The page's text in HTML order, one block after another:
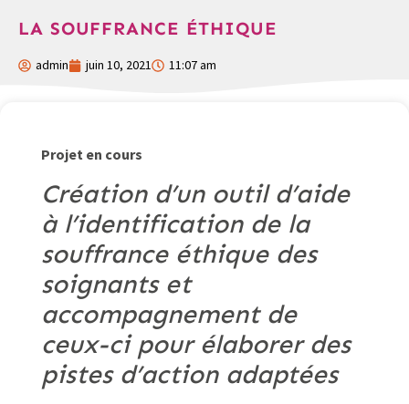
LA SOUFFRANCE ÉTHIQUE
admin juin 10, 2021 11:07 am
Projet en cours
Création d’un outil d’aide
à l’identification de la
souffrance éthique des
soignants et
accompagnement de
ceux-ci pour élaborer des
pistes d’action adaptées